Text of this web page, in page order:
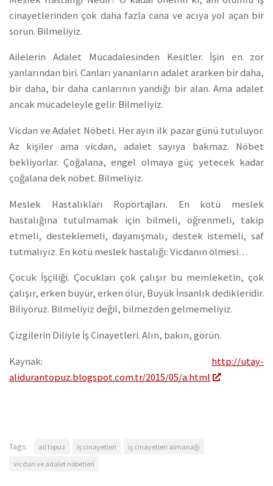
cinayetlerinden çok daha fazla cana ve acıya yol açan bir
sorun. Bilmeliyiz.
Ailelerin Adalet Mücadalesinden Kesitler. İşin en zor
yanlarından biri. Canları yananların adalet ararken bir daha,
bir daha, bir daha canlarının yandığı bir alan. Ama adalet
ancak mücadeleyle gelir. Bilmeliyiz.
Vicdan ve Adalet Nöbeti. Her ayın ilk pazar günü tutuluyor.
Az kişiler ama vicdan, adalet sayıya bakmaz. Nöbet
bekliyorlar. Çoğalana, engel olmaya güç yetecek kadar
çoğalana dek nöbet. Bilmeliyiz.
Meslek Hastalıkları Ropörtajları. En kötü meslek
hastalığına tutulmamak için bilmeli, öğrenmeli, takip
etmeli, desteklemeli, dayanışmalı, destek istemeli, saf
tutmalıyız. En kötü meslek hastalığı: Vicdanın ölmesi…
Çocuk İşçiliği. Çocukları çok çalışır bu memleketin, çok
çalışır, erken büyür, erken ölür, Büyük İnsanlık dedikleridir.
Biliyoruz. Bilmeliyiz değil, bilmezden gelmemeliyiz.
Çizgilerin Diliyle İş Cinayetleri. Alın, bakın, görün.
Kaynak: http://utay-
alidurantopuz.blogspot.com.tr/2015/05/a.html
Tags: ali topuz iş cinayetleri
iş cinayetleri almanağı
vicdan ve adalet nöbetleri